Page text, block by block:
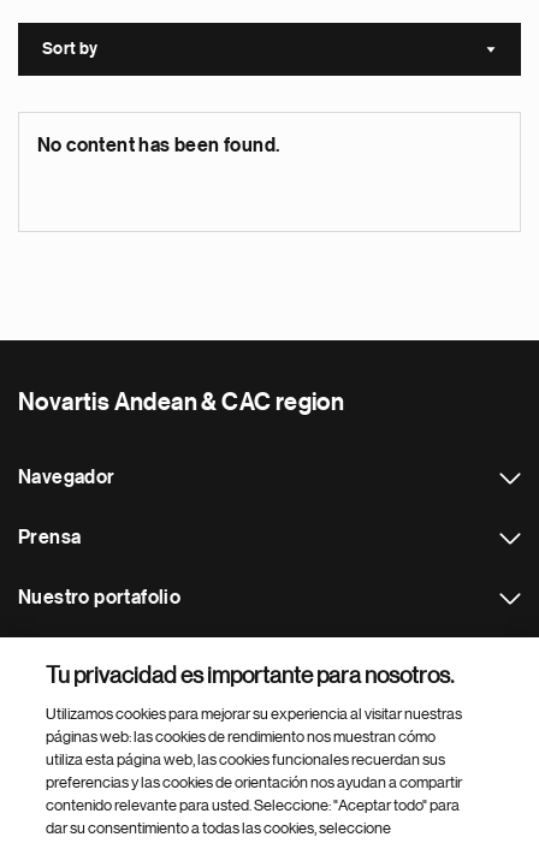
Sort by Sort
No content has been found.
Novartis Andean & CAC region
Navegador
Prensa
Nuestro portafolio
Footer Site Search
Tu privacidad es importante para nosotros.
Utilizamos cookies para mejorar su experiencia al visitar nuestras
páginas web: las cookies de rendimiento nos muestran cómo
utiliza esta página web, las cookies funcionales recuerdan sus
preferencias y las cookies de orientación nos ayudan a compartir
contenido relevante para usted. Seleccione: "Aceptar todo" para
dar su consentimiento a todas las cookies, seleccione